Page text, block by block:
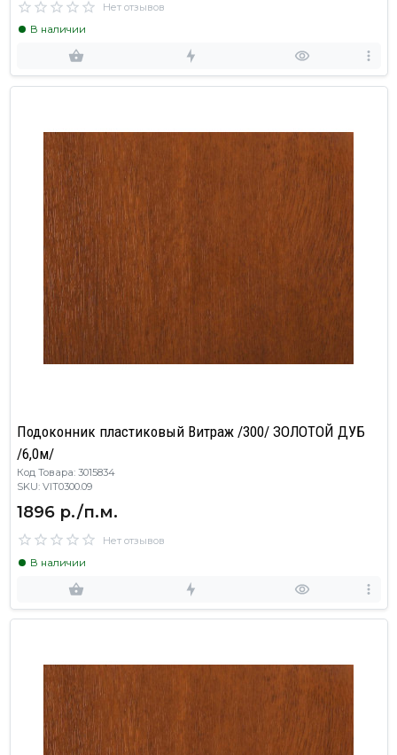
Нет отзывов
В наличии
Подоконник пластиковый Витраж /300/ ЗОЛОТОЙ ДУБ
/6,0м/
Код Товара: 3015834
SKU: VIT0300.09
1896 р./п.м.
Нет отзывов
В наличии